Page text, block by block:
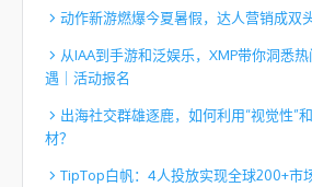
动作新游燃爆今夏暑假，达人营销成双
从IAA到手游和泛娱乐，XMP带你洞悉
遇｜活动报名
出海社交群雄逐鹿，如何利用“视觉性”
材？
TipTop白帆：4人投放实现全球200+市